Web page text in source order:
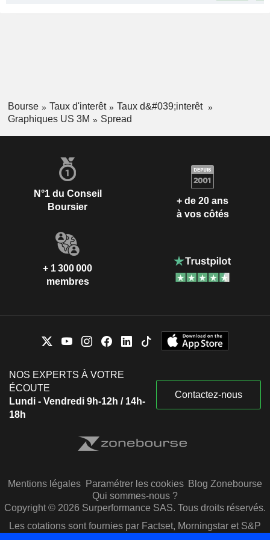
Bourse Taux d'interêt
Taux d&#039;interêt
Graphiques US 3M
Spread
N°1 du Conseil
Boursier
+ de 20 ans
à vos côtés
+ 1 300 000
membres
NOS EXPERTS À VOTRE
ÉCOUTE
Lundi - Vendredi 9h-12h / 14h-
18h
Contactez-nous
Mentions légales Paramétrer les cookies Blog Zonebourse
Qui sommes-nous ?
Copyright © 2026 Surperformance SAS. Tous droits réservés.
Les cotations sont fournies par Factset, Morningstar et S&P